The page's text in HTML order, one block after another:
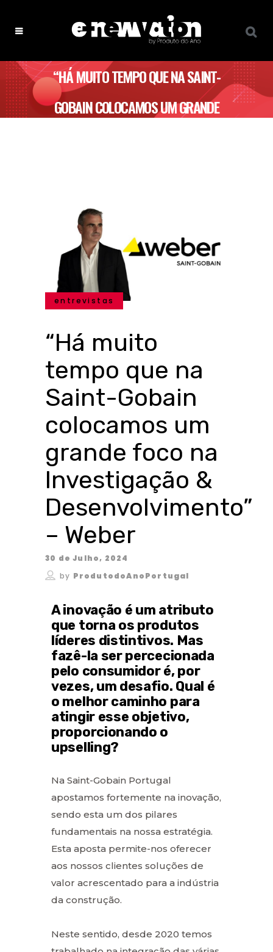
“HÁ MUITO TEMPO QUE NA SAINT-
GOBAIN COLOCAMOS UM GRANDE
entrevistas
“Há muito
tempo que na
Saint-Gobain
colocamos um
grande foco na
Investigação &
Desenvolvimento”
– Weber
30 de Julho, 2024
by ProdutodoAnoPortugal
A inovação é um atributo
que torna os produtos
líderes distintivos. Mas
fazê-la ser percecionada
pelo consumidor é, por
vezes, um desafio. Qual é
o melhor caminho para
atingir esse objetivo,
proporcionando o
upselling?
Na Saint-Gobain Portugal
apostamos fortemente na inovação,
sendo esta um dos pilares
fundamentais na nossa estratégia.
Esta aposta permite-nos oferecer
aos nossos clientes soluções de
valor acrescentado para a indústria
da construção.
Neste sentido, desde 2020 temos